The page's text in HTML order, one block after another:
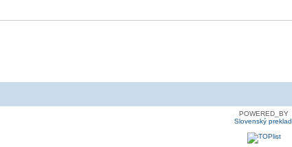
POWERED_BY
Slovenský preklad